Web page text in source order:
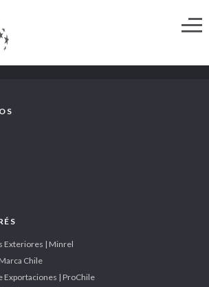
Exteriores | Minrel
Chile
Exportaciones | ProChile